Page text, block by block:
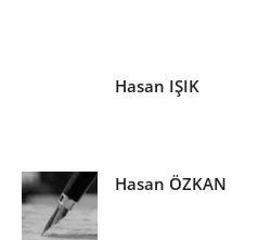
Hasan IŞIK
Hasan ÖZKAN